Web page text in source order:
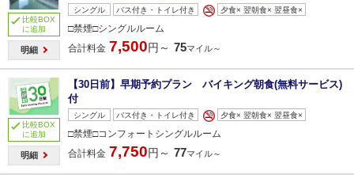
比較BOX
に追加
明細
シングル バス付き・トイレ付き 夕食× 翌朝食× 翌昼食×
□禁煙□シングルルーム
合計料金 7,500円～ 75マイル～
比較BOX
に追加
明細
【30日前】早期予約プラン バイキング朝食(無料サービス)
付
シングル バス付き・トイレ付き 夕食× 翌朝食× 翌昼食×
□禁煙□コンフォートシングルルーム
合計料金 7,750円～ 77マイル～